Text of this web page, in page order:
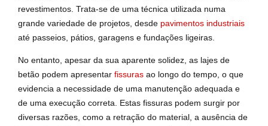
revestimentos. Trata-se de uma técnica utilizada numa
grande variedade de projetos, desde pavimentos industriais
até passeios, pátios, garagens e fundações ligeiras.
No entanto, apesar da sua aparente solidez, as lajes de
betão podem apresentar fissuras ao longo do tempo, o que
evidencia a necessidade de uma manutenção adequada e
de uma execução correta. Estas fissuras podem surgir por
diversas razões, como a retração do material, a ausência de